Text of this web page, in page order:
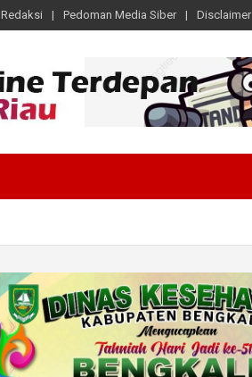
Redaksi Pedoman Media Siber Disclaimer